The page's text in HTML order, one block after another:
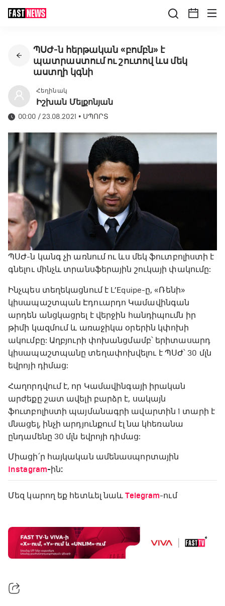
ՊՍԺ-ն հերթական «բոմբն» է
պատրաստում ու շուտով ևս մեկ
աստղի կգնի
Հեղինակ
Իշխան Մելքոնյան
00:00 / 23.08.2021 • ՍՊՈՐՏ
ՊՍԺ-ն կանգ չի առնում ու ևս մեկ ֆուտբոլիստի է
գնելու մինչև տրանսֆերային շուկայի փակումը:
Ինչպես տեղեկացնում է L’Equipe-ը, «Ռենի»
կիսապաշտպան Էդուարդո Կամավինգան
արդեն անցկացրել է վերջին հանդիպումն իր
թիմի կազմում և առաջիկա օրերին կփոխի
ակումբը: Աղբյուրի փոխանցմամբ՝ երիտասարդ
կիսապաշտպանը տեղափոխվելու է ՊՍԺ՝ 30 մլն
եվրոյի դիմաց:
Հաղորդվում է, որ Կամավինգայի իրական
արժեքը շատ ավելի բարձր է, սակայն
ֆուտբոլիստի պայմանագրի ավարտին 1 տարի է
մնացել, ինչի արդյունքում էլ նա կհեռանա
ընդամենը 30 մլն եվրոյի դիմաց:
Միացի՛ր հայկական ամենասպորտային
Instagram-ին:
Մեզ կարող եք հետևել նաև Telegram-ում